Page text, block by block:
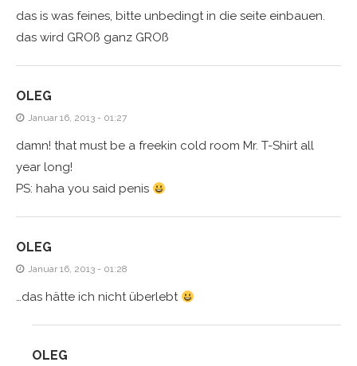
das is was feines, bitte unbedingt in die seite einbauen.
das wird GROß ganz GROß
OLEG
Januar 16, 2013 - 01:27
damn! that must be a freekin cold room Mr. T-Shirt all
year long!
PS: haha you said penis
OLEG
Januar 16, 2013 - 01:28
…das hätte ich nicht überlebt
OLEG